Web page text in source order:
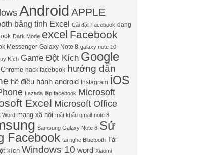
Android APPLE
bảng tính Excel Cài đặt Facebook dang
Dark Mode excel Facebook
Messenger Galaxy Note 8 galaxy note 10
Kích Game Đột Kích Google
hack facebook hướng dẫn
hệ điều hành android Instagram iOS
Lazada lập facebook Microsoft
Excel Microsoft Office
Word mạng xã hội mật khẩu gmail note 8
Samsung Galaxy Note 8 Sử
Facebook tai nghe Bluetooth Tải
kích Windows 10 word Xiaomi